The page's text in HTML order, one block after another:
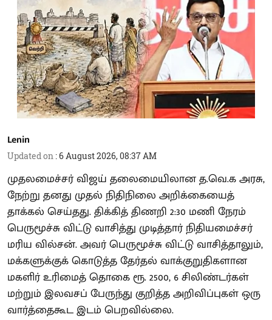
Lenin
Updated on :6 August 2026, 08:37 AM
முதலமைச்சர் விஜய் தலைமையிலான த.வெ.க அரசு,
நேற்று தனது முதல் நிதிநிலை அறிக்கையைத்
தாக்கல் செய்தது. திக்கித் திணறி 2:30 மணி நேரம்
பெருமூச்சு விட்டு வாசித்து முடித்தார் நிதியமைச்சர்
மரிய வில்சன். அவர் பெருமூச்சு விட்டு வாசித்தாலும்,
மக்களுக்குக் கொடுத்த தேர்தல் வாக்குறுதிகளான
மகளிர் உரிமைத் தொகை ரூ. 2500, 6 சிலிண்டர்கள்
மற்றும் இலவசப் பேருந்து குறித்த அறிவிப்புகள் ஒரு
வார்த்தைகூட இடம் பெறவில்லை.